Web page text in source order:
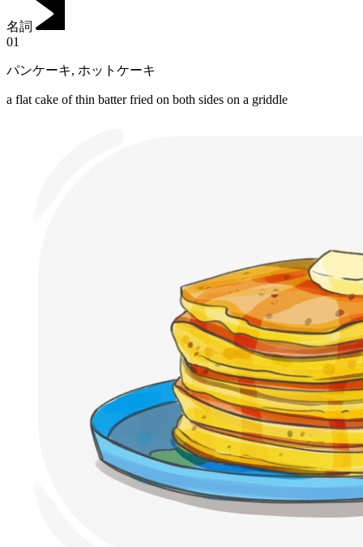
名詞
01
パンケーキ, ホットケーキ
a flat cake of thin batter fried on both sides on a griddle